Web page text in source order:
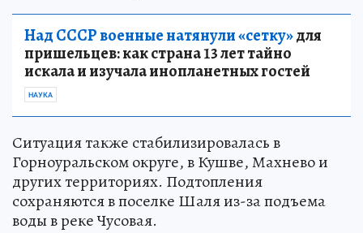
Над СССР военные натянули «сетку»для
пришельцев: как страна 13 лет тайно
искала и изучала инопланетных гостей
НАУКА
Ситуация также стабилизировалась в
Горноуральском округе, в Кушве, Махнево и
других территориях. Подтопления
сохраняются в поселке Шаля из-за подъема
воды в реке Чусовая.